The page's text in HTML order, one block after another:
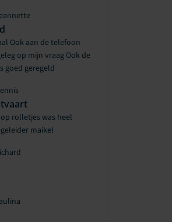
Ook aan de telefoon
op mijn vraag Ook de
goed geregeld
rolletjes was heel
maikel